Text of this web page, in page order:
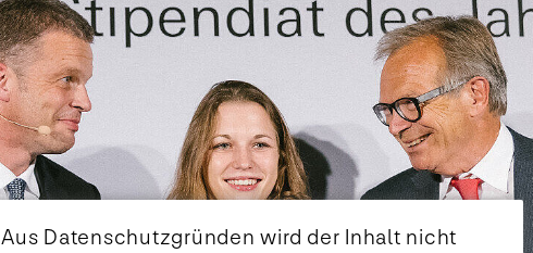
Aus Datenschutzgründen wird der Inhalt nicht